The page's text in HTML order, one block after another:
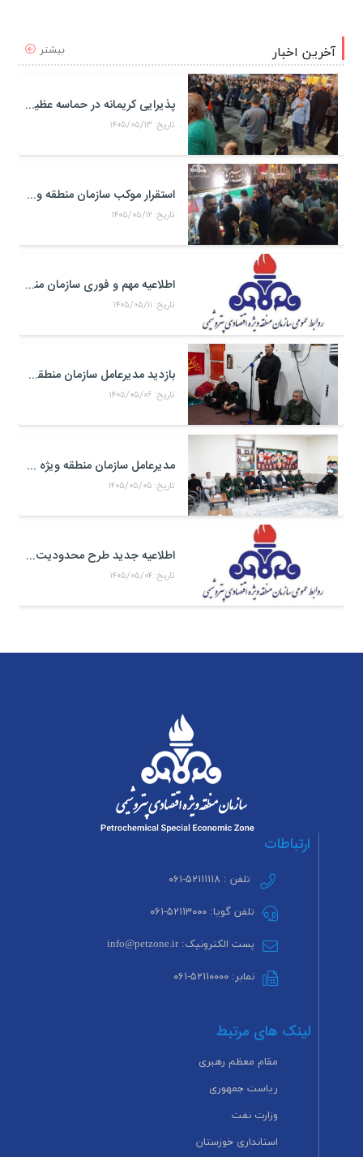
بیشتر آخرین اخبار
پذیرایی کریمانه در حماسه عظیم اربعین حسینی
تاریخ: ۱۴۰۵/۰۵/۱۳
استقرار موکب سازمان منطقه ویژه اقتصادی پتروشیمی در محل تجمعات مردمی در میدان امام بندر ماهشهر
تاریخ: ۱۴۰۵/۰۵/۱۲
اطلاعیه مهم و فوری سازمان منطقه ویژه اقتصادی پتروشیمی
تاریخ: ۱۴۰۵/۰۵/۱۱
بازدید مدیرعامل سازمان منطقه ویژه اقتصادی پتروشیمی از موکب حضرت علی اکبر(ع) کارکنان منطقه ویژه اقتصادی پتروشیمی در مرز شلمچه
تاریخ: ۱۴۰۵/۰۵/۰۶
مدیرعامل سازمان منطقه ویژه اقتصادی پتروشیمی با فرمانده جدید سپاه بندر ماهشهر، امام جمعه شهرستان و خانواده شهدای صنعت پتروشیمی دیدار کرد
تاریخ: ۱۴۰۵/۰۵/۰۵
اطلاعیه جدید طرح محدودیت تردد خودرو به منطقه ویژه اقتصادی پتروشیمی
تاریخ: ۱۴۰۵/۰۵/۰۴
ارتباطات
تلفن : ۵۲۱۱۱۱۱۸-۰۶۱
تلفن گویا: ۵۲۱۱۳۰۰۰-۰۶۱
پست الکترونیک: info@petzone.ir
نمابر: ۵۲۱۱۰۰۰۰-۰۶۱
لینک های مرتبط
مقام معظم رهبری
ریاست جمهوری
وزارت نفت
استانداری خوزستان